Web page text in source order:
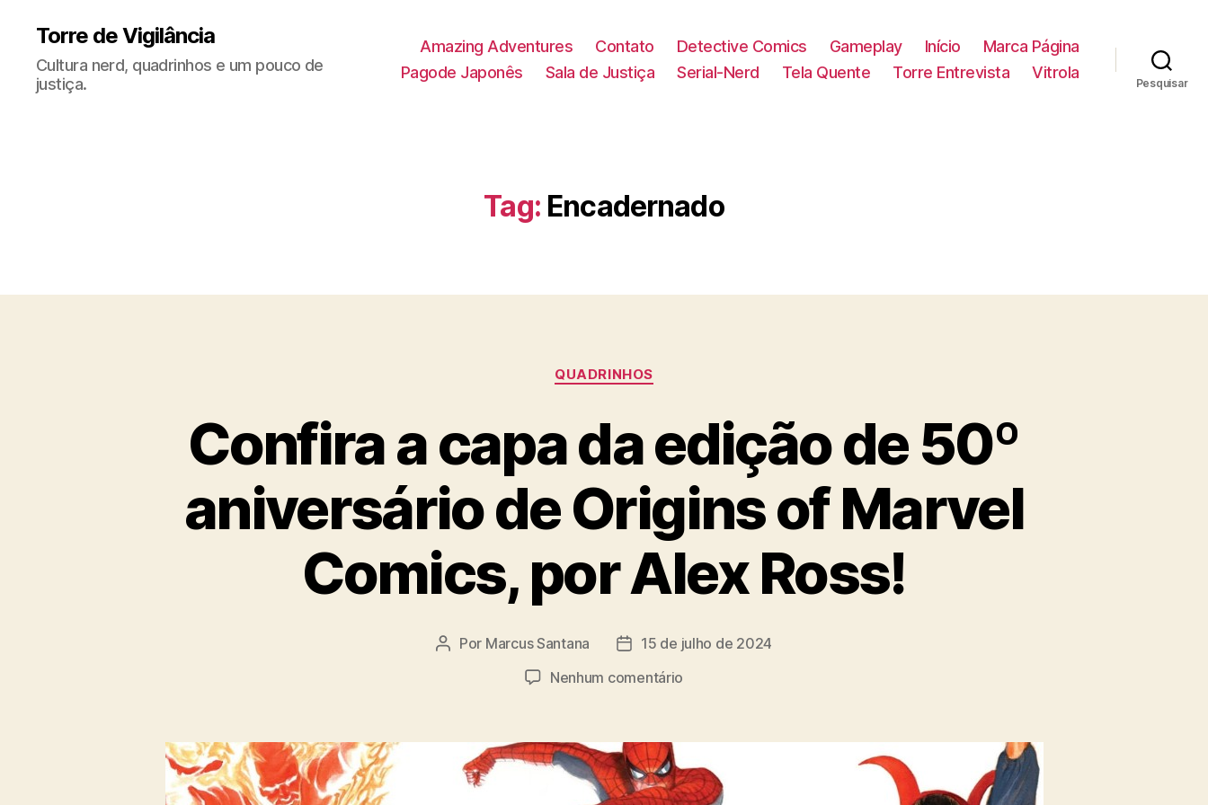
Torre de Vigilância
Cultura nerd, quadrinhos e um pouco de
justiça.
Amazing Adventures Contato Detective Comics Gameplay Início
Marca Página
Pagode Japonês
Sala de Justiça Serial-Nerd Tela Quente Torre Entrevista Vitrola
Pesquisar
Tag: Encadernado
Categorias
QUADRINHOS
Confira a capa da edição de 50º
aniversário de Origins of Marvel
Comics, por Alex Ross!
Autor
Por Marcus Santana
Data
publicação
15 de julho de 2024
Nenhum comentário
capa
edição